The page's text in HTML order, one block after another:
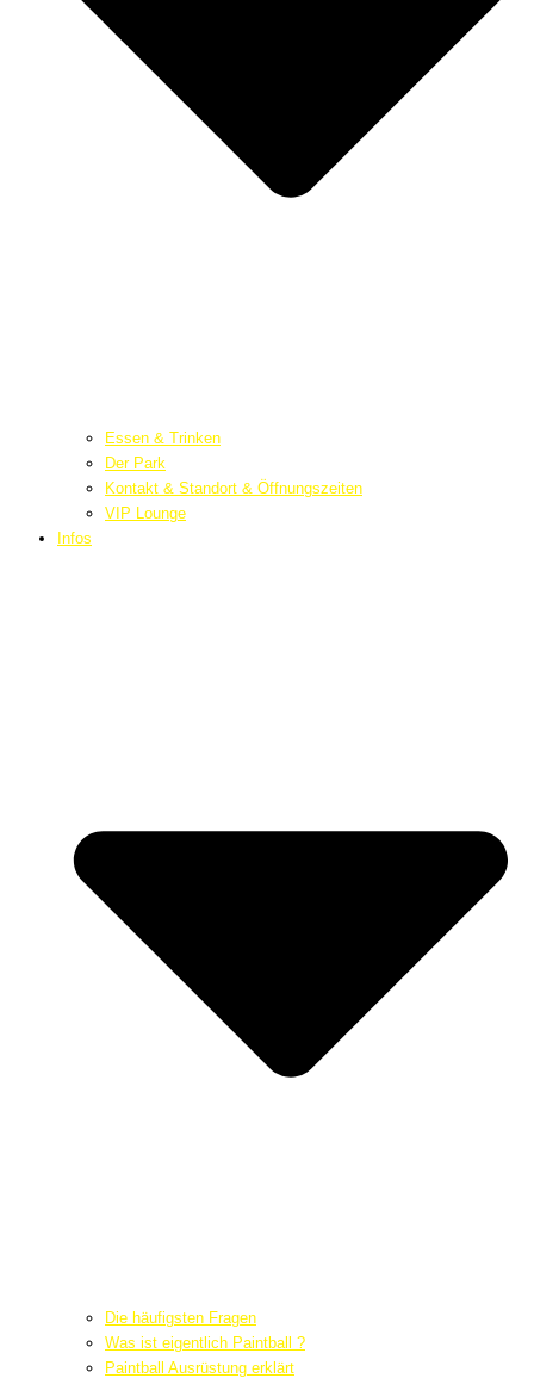
Essen & Trinken
Der Park
Kontakt & Standort & Öffnungszeiten
VIP Lounge
Infos
Die häufigsten Fragen
Was ist eigentlich Paintball ?
Paintball Ausrüstung erklärt